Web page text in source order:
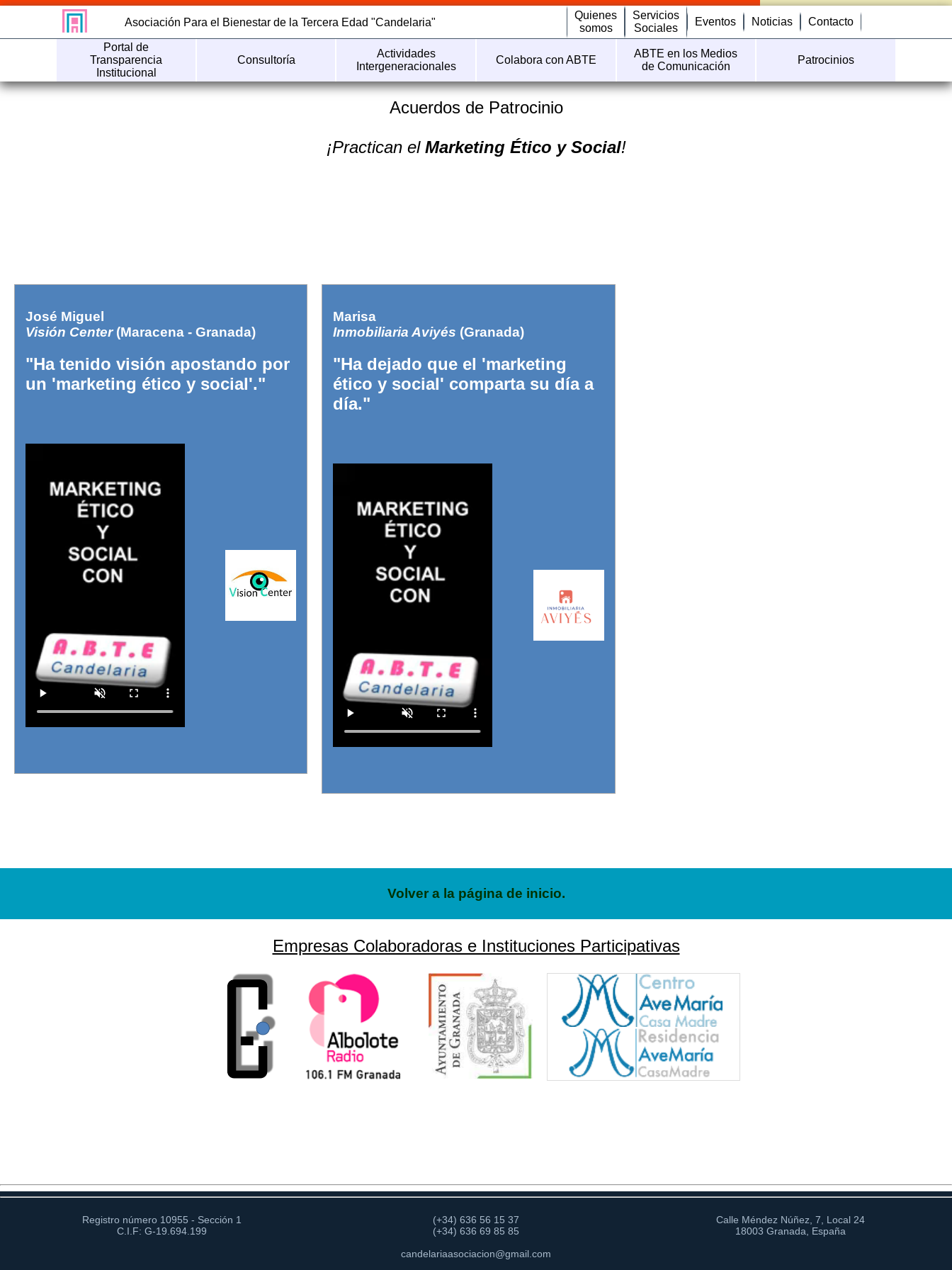
Asociación Para el Bienestar de la Tercera Edad "Candelaria"
Quienes
somos
Servicios
Sociales
Eventos Noticias Contacto
Portal de
Transparencia
Institucional
Consultoría
Actividades
Intergeneracionales
Colabora con ABTE
ABTE en los Medios
de Comunicación
Patrocinios
Acuerdos de Patrocinio
¡Practican el Marketing Ético y Social!
José Miguel
Visión Center(Maracena - Granada)
"Ha tenido visión apostando por
un 'marketing ético y social'."
Marisa
Inmobiliaria Aviyés (Granada)
"Ha dejado que el 'marketing
ético y social' comparta su día a
día."
Volver a la página de inicio.
Empresas Colaboradoras e Instituciones Participativas
Registro número 10955 - Sección 1
C.I.F: G-19.694.199
(+34) 636 56 15 37
(+34) 636 69 85 85
candelariaasociacion@gmail.com
Calle Méndez Núñez, 7, Local 24
18003 Granada, España